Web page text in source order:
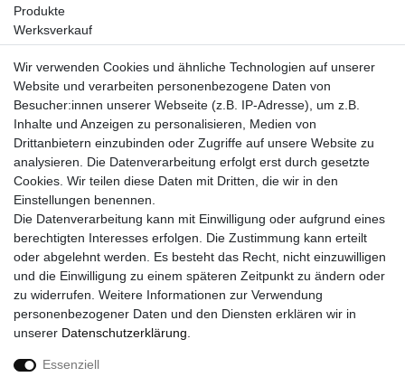
Produkte
Werksverkauf
Sale
UNTERNEHMEN
Über uns
Kontakt
SERVICE
Versand
Zahlung
Hilfe
RECHTLICHES
Widerrufsrecht
Widerrufsformular
Impressum
Datenschutzerklärung
Wir verwenden Cookies und ähnliche Technologien auf unserer
Website und verarbeiten personenbezogene Daten von
Besucher:innen unserer Webseite (z.B. IP-Adresse), um z.B.
Inhalte und Anzeigen zu personalisieren, Medien von
Drittanbietern einzubinden oder Zugriffe auf unsere Website zu
analysieren. Die Datenverarbeitung erfolgt erst durch gesetzte
Cookies. Wir teilen diese Daten mit Dritten, die wir in den
Einstellungen benennen.
Die Datenverarbeitung kann mit Einwilligung oder aufgrund eines
berechtigten Interesses erfolgen. Die Zustimmung kann erteilt
oder abgelehnt werden. Es besteht das Recht, nicht einzuwilligen
und die Einwilligung zu einem späteren Zeitpunkt zu ändern oder
zu widerrufen. Weitere Informationen zur Verwendung
personenbezogener Daten und den Diensten erklären wir in
unserer Daten­schutz­erklärung
Essenziell